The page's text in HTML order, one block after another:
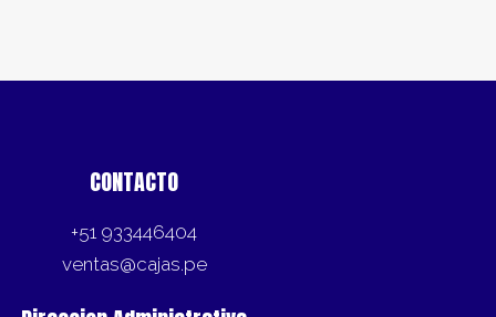
CONTACTO
+51 933446404
ventas@cajas.pe